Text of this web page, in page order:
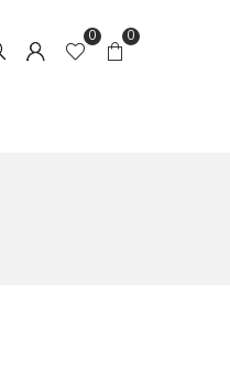
0 0